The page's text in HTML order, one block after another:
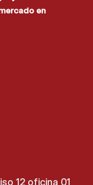
en
12 oficina 01